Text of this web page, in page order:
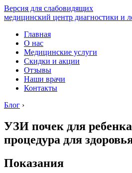
Версия для слабовидящих
медицинский центр диагностики и
Главная
О нас
Медицинские услуги
Скидки и акции
Отзывы
Наши врачи
Контакты
Блог ›
УЗИ почек для
процедура для
Показания